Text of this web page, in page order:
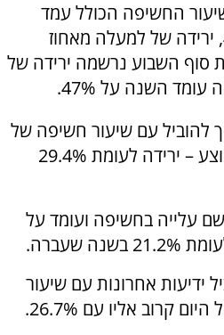
החשיפה הכולל עמד
בשנה האחרונה על 41%, ירידה של למעלה מאחוז
סוף השבוע נרשמה ירידה של
להוביל עם שיעור חשיפה של
27.0% לגיליון יום חול ממוצע – ירידה לעומת 29.4%
עלייה בחשיפה ועומד על
ידיעות אחרונות עם שיעור